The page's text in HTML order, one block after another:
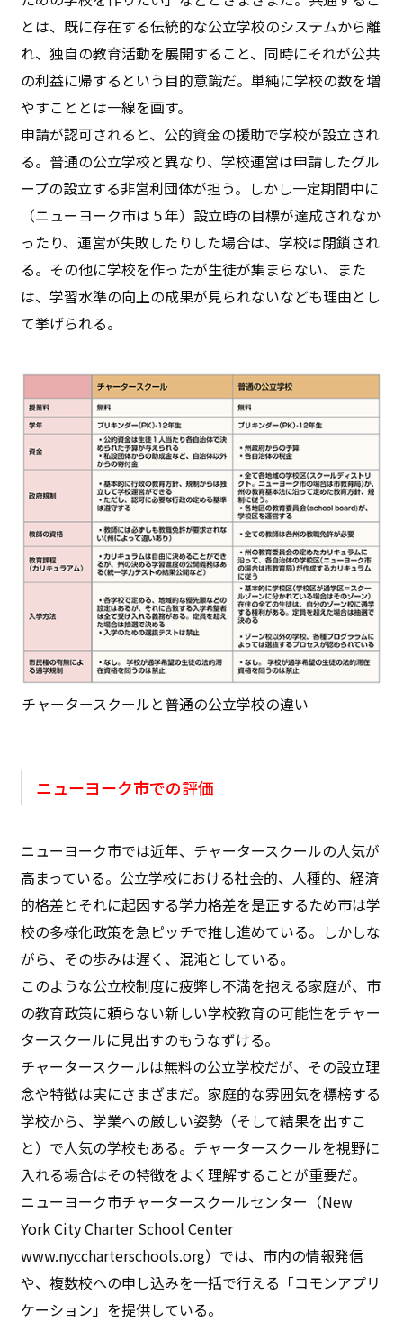
とは、既に存在する伝統的な公立学校のシステムから離
れ、独自の教育活動を展開すること、同時にそれが公共
の利益に帰するという目的意識だ。単純に学校の数を増
やすこととは一線を画す。
申請が認可されると、公的資金の援助で学校が設立され
る。普通の公立学校と異なり、学校運営は申請したグル
ープの設立する非営利団体が担う。しかし一定期間中に
（ニューヨーク市は５年）設立時の目標が達成されなか
ったり、運営が失敗したりした場合は、学校は閉鎖され
る。その他に学校を作ったが生徒が集まらない、また
は、学習水準の向上の成果が見られないなども理由とし
て挙げられる。
チャータースクールと普通の公立学校の違い
ニューヨーク市での評価
ニューヨーク市では近年、チャータースクールの人気が
高まっている。公立学校における社会的、人種的、経済
的格差とそれに起因する学力格差を是正するため市は学
校の多様化政策を急ピッチで推し進めている。しかしな
がら、その歩みは遅く、混沌としている。
このような公立校制度に疲弊し不満を抱える家庭が、市
の教育政策に頼らない新しい学校教育の可能性をチャー
タースクールに見出すのもうなずける。
チャータースクールは無料の公立学校だが、その設立理
念や特徴は実にさまざまだ。家庭的な雰囲気を標榜する
学校から、学業への厳しい姿勢（そして結果を出すこ
と）で人気の学校もある。チャータースクールを視野に
入れる場合はその特徴をよく理解することが重要だ。
ニューヨーク市チャータースクールセンター（New
York City Charter School Center
www.nyccharterschools.org）では、市内の情報発信
や、複数校への申し込みを一括で行える「コモンアプリ
ケーション」を提供している。